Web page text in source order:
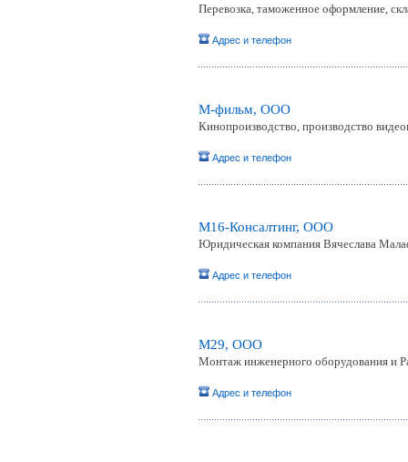
Перевозка, таможенное оформление,
Адрес и телефон
М-фильм, ООО
Кинопроизводство, производство
Адрес и телефон
М16-Консалтинг, ООО
Юридическая компания Вячеслава
Адрес и телефон
М29, ООО
Монтаж инженерного оборудования и
Адрес и телефон